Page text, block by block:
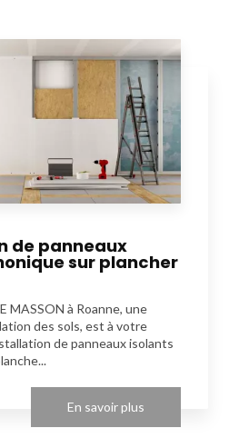
de panneaux
sur plancher
MASSON à Roanne, une
des sols, est à votre
de panneaux isolants
En savoir plus